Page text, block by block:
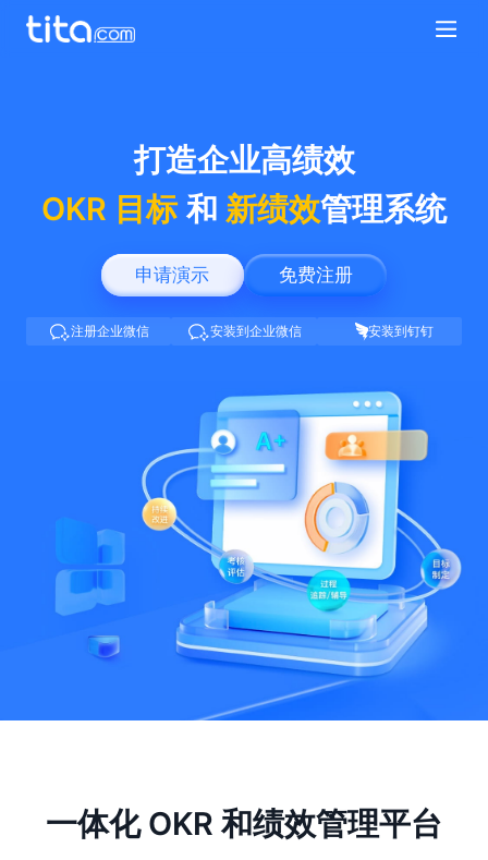
打造企业高绩效
OKR 目标 和 新绩效管理系统
申请演示 免费注册
注册企业微信 安装到企业微信 安装到钉钉
一体化 OKR 和绩效管理平台